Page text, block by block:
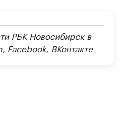
РБК Новосибирск в
Facebook, ВКонтакте